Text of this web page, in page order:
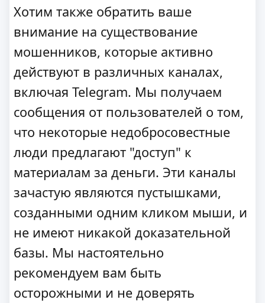
Хотим также обратить ваше
внимание на существование
мошенников, которые активно
действуют в различных каналах,
включая Telegram. Мы получаем
сообщения от пользователей о том,
что некоторые недобросовестные
люди предлагают "доступ" к
материалам за деньги. Эти каналы
зачастую являются пустышками,
созданными одним кликом мыши, и
не имеют никакой доказательной
базы. Мы настоятельно
рекомендуем вам быть
осторожными и не доверять